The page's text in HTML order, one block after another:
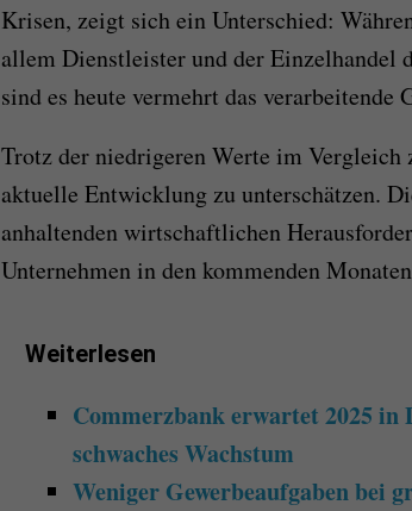
Krisen, zeigt sich ein Unterschied:
allem Dienstleister und der Einzelhandel
sind es heute vermehrt das verarbeitende
Trotz der niedrigeren Werte im Vergleich
aktuelle Entwicklung zu unterschätzen.
anhaltenden wirtschaftlichen
Unternehmen in den kommenden
Weiterlesen
Commerzbank erwartet 2025 in
schwaches Wachstum
Weniger Gewerbeaufgaben bei